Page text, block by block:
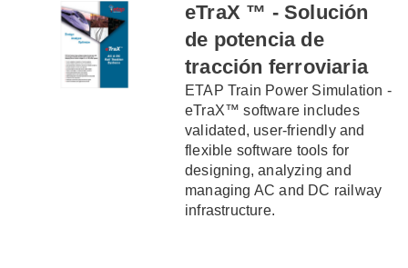
eTraX ™ - Solución
de potencia de
tracción ferroviaria
ETAP Train Power Simulation -
eTraX™ software includes
validated, user-friendly and
flexible software tools for
designing, analyzing and
managing AC and DC railway
infrastructure.